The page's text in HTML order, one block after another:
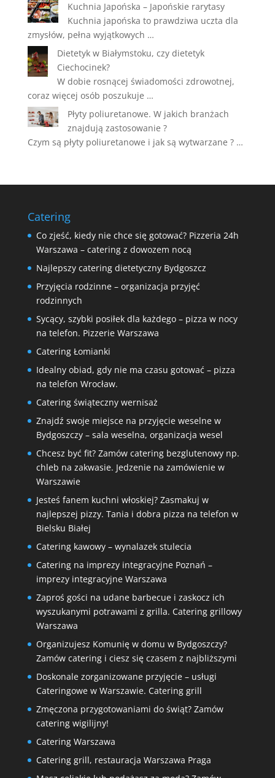
Kuchnia Japońska – Japońskie rarytasy
Kuchnia japońska to prawdziwa uczta dla
zmysłów, pełna wyjątkowych …
Dietetyk w Białymstoku, czy dietetyk
Ciechocinek?
W dobie rosnącej świadomości zdrowotnej,
coraz więcej osób poszukuje …
Płyty poliuretanowe. W jakich branżach
znajdują zastosowanie ?
Czym są płyty poliuretanowe i jak są wytwarzane ? …
Catering
Co zjeść, kiedy nie chce się gotować? Pizzeria 24h
Warszawa – catering z dowozem nocą
Najlepszy catering dietetyczny Bydgoszcz
Przyjęcia rodzinne – organizacja przyjęć
rodzinnych
Sycący, szybki posiłek dla każdego – pizza w nocy
na telefon. Pizzerie Warszawa
Catering Łomianki
Idealny obiad, gdy nie ma czasu gotować – pizza
na telefon Wrocław.
Catering świąteczny wernisaż
Znajdź swoje miejsce na przyjęcie weselne w
Bydgoszczy – sala weselna, organizacja wesel
Chcesz być fit? Zamów catering bezglutenowy np.
chleb na zakwasie. Jedzenie na zamówienie w
Warszawie
Jesteś fanem kuchni włoskiej? Zasmakuj w
najlepszej pizzy. Tania i dobra pizza na telefon w
Bielsku Białej
Catering kawowy – wynalazek stulecia
Catering na imprezy integracyjne Poznań –
imprezy integracyjne Warszawa
Zaproś gości na udane barbecue i zaskocz ich
wyszukanymi potrawami z grilla. Catering grillowy
Warszawa
Organizujesz Komunię w domu w Bydgoszczy?
Zamów catering i ciesz się czasem z najbliższymi
Doskonale zorganizowane przyjęcie – usługi
Cateringowe w Warszawie. Catering grill
Zmęczona przygotowaniami do świąt? Zamów
catering wigilijny!
Catering Warszawa
Catering grill, restauracja Warszawa Praga